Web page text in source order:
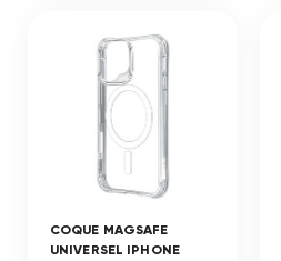
COQUE MAGSAFE
UNIVERSEL IPHONE